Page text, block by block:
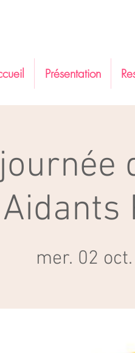
Présentation
Aidants
mer. 02 oct.